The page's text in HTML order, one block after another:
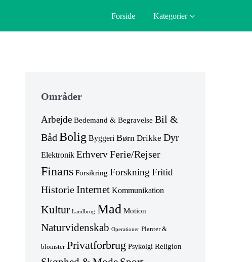
Forside Kategorier
Områder
Arbejde Bedemand & Begravelse Bil &
Båd Bolig Byggeri Børn Drikke Dyr
Elektronik Erhverv Ferie/Rejser
Finans Forsikring Forskning Fritid
Historie Internet Kommunikation
Kultur Landbrug Mad Motion
Naturvidenskab Operationer Planter &
blomster Privatforbrug Psykolgi Religion